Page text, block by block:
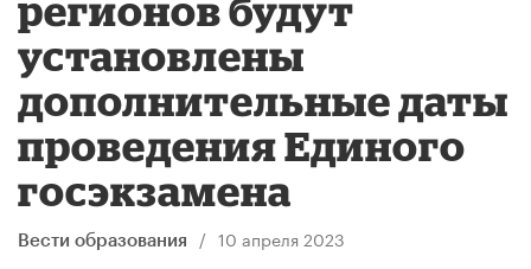
регионов будут
установлены
дополнительные даты
проведения Единого
госэкзамена
Вести образования / 10 апреля 2023